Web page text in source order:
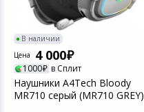
В наличии
Цена
4 000
1000 в Сплит
Наушники A4Tech Bloody
MR710 серый (MR710 GREY)